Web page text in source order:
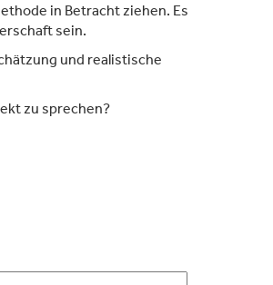
in Betracht ziehen. Es
sein.
und realistische
zu sprechen?